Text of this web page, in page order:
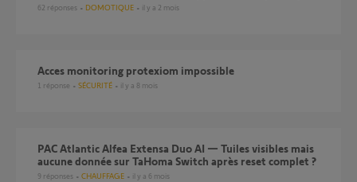
62 réponses DOMOTIQUE il y a 2 mois
acces monitoring protexiom impossible
1 réponse SÉCURITÉ il y a 8 mois
PAC Atlantic Alfea Extensa Duo AI — Tuiles visibles mais
aucune donnée sur TaHoma Switch après reset complet ?
9 réponses CHAUFFAGE il y a 6 mois